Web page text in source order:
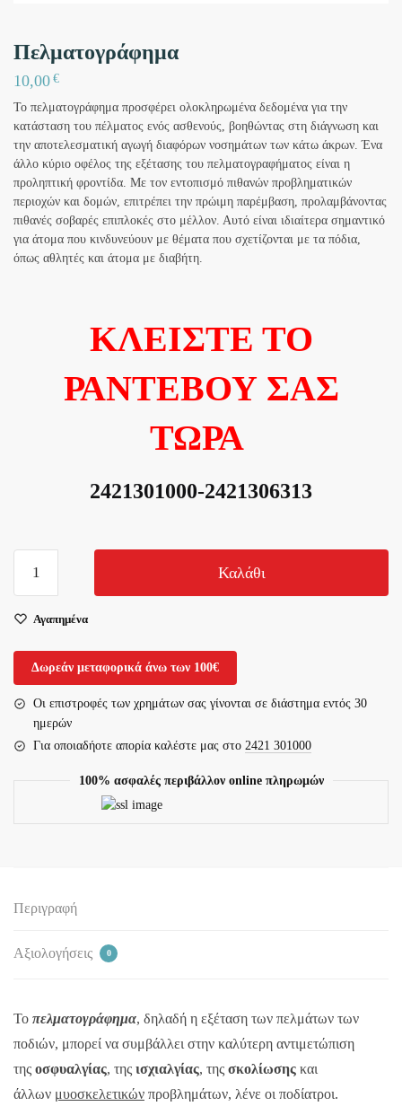
Πελματογράφημα
10,00€
Το πελματογράφημα προσφέρει ολοκληρωμένα δεδομένα για την
κατάσταση του πέλματος ενός ασθενούς, βοηθώντας στη διάγνωση και
την αποτελεσματική αγωγή διαφόρων νοσημάτων των κάτω άκρων. Ένα
άλλο κύριο οφέλος της εξέτασης του πελματογραφήματος είναι η
προληπτική φροντίδα. Με τον εντοπισμό πιθανών προβληματικών
περιοχών και δομών, επιτρέπει την πρώιμη παρέμβαση, προλαμβάνοντας
πιθανές σοβαρές επιπλοκές στο μέλλον. Αυτό είναι ιδιαίτερα σημαντικό
για άτομα που κινδυνεύουν με θέματα που σχετίζονται με τα πόδια,
όπως αθλητές και άτομα με διαβήτη.
ΚΛΕΙΣΤΕ ΤΟ
ΡΑΝΤΕΒΟΥ ΣΑΣ
ΤΩΡΑ
2421301000-2421306313
ποσότητα
Καλάθι
Αγαπημένα
Δωρεάν μεταφορικά άνω των 100€
Οι επιστροφές των χρημάτων σας γίνονται σε διάστημα εντός 30
ημερών
Για οποιαδήοτε απορία καλέστε μας στο 2421 301000
100% ασφαλές περιβάλλον online πληρωμών
Περιγραφή
Αξιολογήσεις 0
To πελματογράφημα, δηλαδή η εξέταση των πελμάτων των
ποδιών, μπορεί να συμβάλλει στην καλύτερη αντιμετώπιση
της οσφυαλγίας, της ισχιαλγίας, της σκολίωσης και
άλλων μυοσκελετικών προβλημάτων, λένε οι ποδίατροι.